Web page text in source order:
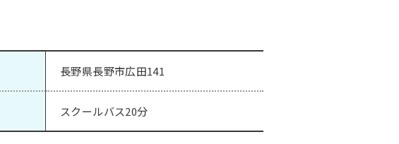
長野県長野市広田141
スクールバス20分